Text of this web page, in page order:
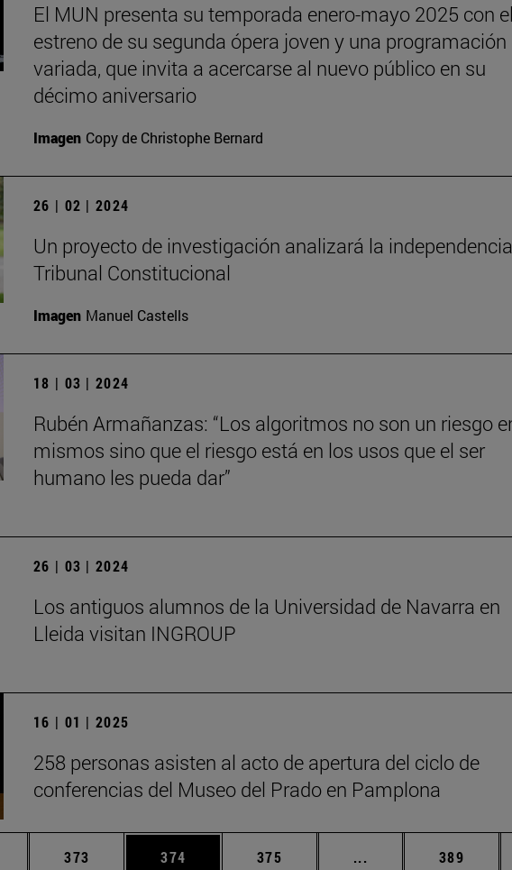
El MUN presenta su temporada enero-mayo 2025 con el
estreno de su segunda ópera joven y una programación
variada, que invita a acercarse al nuevo público en su
décimo aniversario
Imagen Copy de Christophe Bernard
26 | 02 | 2024
Un proyecto de investigación analizará la
Tribunal Constitucional
Imagen Manuel Castells
18 | 03 | 2024
Rubén Armañanzas: “Los algoritmos no son un riesgo
mismos sino que el riesgo está en los usos que el ser
humano les pueda dar”
26 | 03 | 2024
Los antiguos alumnos de la Universidad de Navarra en
Lleida visitan INGROUP
16 | 01 | 2025
258 personas asisten al acto de apertura del ciclo de
conferencias del Museo del Prado en Pamplona
Páginas intermedias Use TAB para desplazarse.
Página
373 Página
374 Página
375 ... Páginas intermedias
Página
389